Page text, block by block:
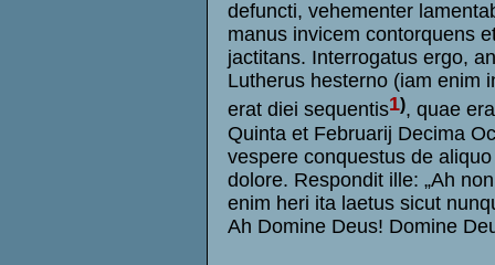
defuncti, vehementer
manus invicem contorquens
jactitans. Interrogatus ergo, an
Lutherus hesterno (iam enim
erat diei sequentis1), quae
Quinta et Februarij Decima
vespere conquestus de
dolore. Respondit ille: „Ah
enim heri ita laetus sicut
Ah Domine Deus! Domine